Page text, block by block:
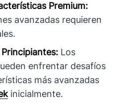
Premium:
avanzadas requieren
Los
enfrentar desafíos
más avanzadas
inicialmente.